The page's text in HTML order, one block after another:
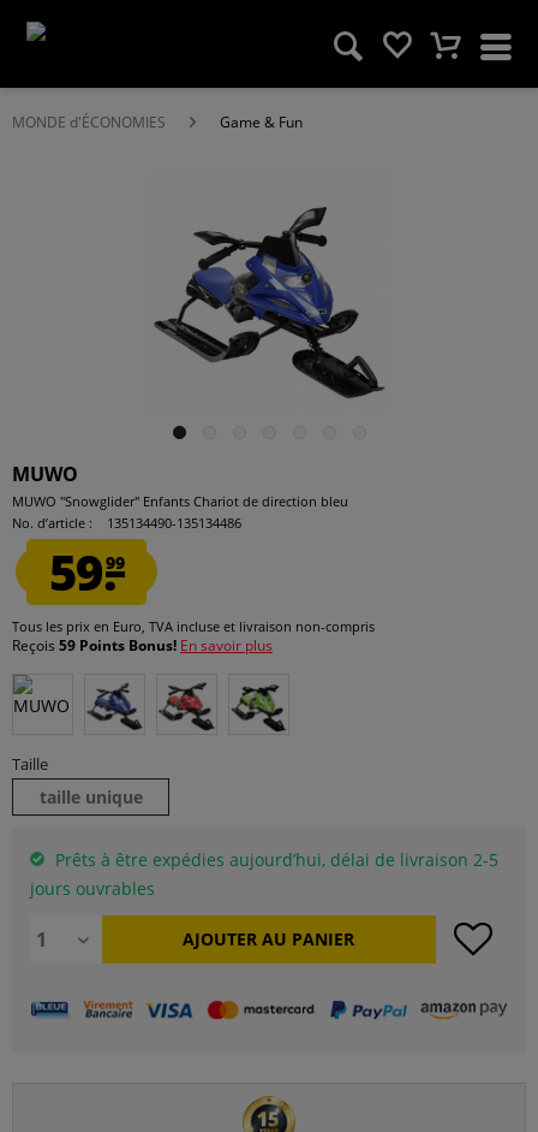
MONDE d'ÉCONOMIES Game & Fun
MUWO
MUWO "Snowglider" Enfants Chariot de direction bleu
No. d’article :
135134490-135134486
59.99
Tous les prix en Euro, TVA incluse et livraison non-compris
Reçois 59 Points Bonus! En savoir plus
Taille
taille unique
Prêts à être expédies aujourd’hui, délai de livraison 2-5
jours ouvrables
AJOUTER AU PANIER